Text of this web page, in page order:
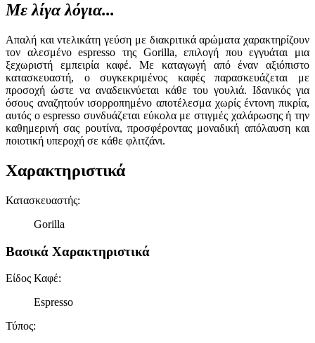
Με λίγα λόγια...
Απαλή και ντελικάτη γεύση με διακριτικά αρώματα χαρακτηρίζουν
τον αλεσμένο espresso της Gorilla, επιλογή που εγγυάται μια
ξεχωριστή εμπειρία καφέ. Με καταγωγή από έναν αξιόπιστο
κατασκευαστή, ο συγκεκριμένος καφές παρασκευάζεται με
προσοχή ώστε να αναδεικνύεται κάθε του γουλιά. Ιδανικός για
όσους αναζητούν ισορροπημένο αποτέλεσμα χωρίς έντονη πικρία,
αυτός ο espresso συνδυάζεται εύκολα με στιγμές χαλάρωσης ή την
καθημερινή σας ρουτίνα, προσφέροντας μοναδική απόλαυση και
ποιοτική υπεροχή σε κάθε φλιτζάνι.
Χαρακτηριστικά
Κατασκευαστής:
Gorilla
Βασικά Χαρακτηριστικά
Είδος Καφέ:
Espresso
Τύπος: